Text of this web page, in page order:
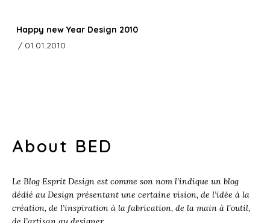
Happy new Year Design 2010
/ 01.01.2010
About BED
Le Blog Esprit Design est comme son nom l’indique un blog
dédié au Design présentant une certaine vision, de l’idée à la
création, de l’inspiration à la fabrication, de la main à l’outil,